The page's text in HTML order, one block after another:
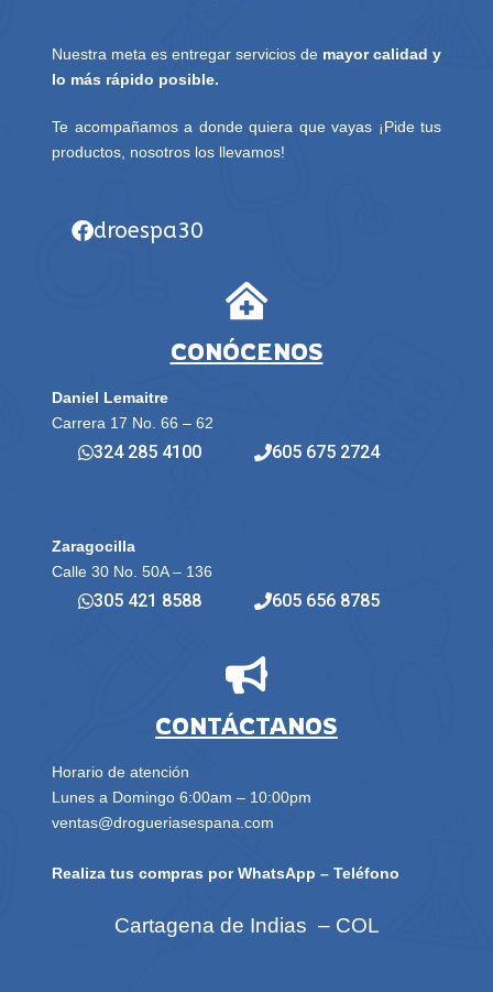
Nuestra meta es entregar servicios de mayor calidad y
lo más rápido posible.
Te acompañamos a donde quiera que vayas ¡Pide tus
productos, nosotros los llevamos!
droespa30
CONÓCENOS
Daniel Lemaitre
Carrera 17 No. 66 – 62
324 285 4100 605 675 2724
Zaragocilla
Calle 30 No. 50A – 136
305 421 8588 605 656 8785
CONTÁCTANOS
Horario de atención
Lunes a Domingo 6:00am – 10:00pm
ventas@drogueriasespana.com
Realiza tus compras por WhatsApp – Teléfono
Cartagena de Indias – COL